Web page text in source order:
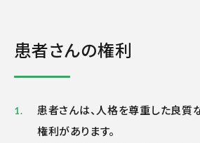
患者さんの権利
患者さんは、人格を尊重した良質
権利があります。